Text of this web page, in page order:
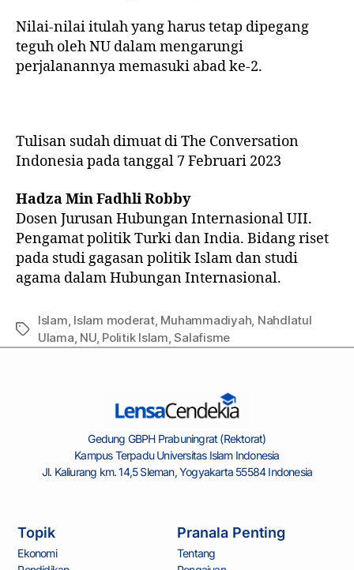
Nilai-nilai itulah yang harus tetap dipegang
teguh oleh NU dalam mengarungi
perjalanannya memasuki abad ke-2.
Tulisan sudah dimuat di The Conversation
Indonesia pada tanggal 7 Februari 2023
Hadza Min Fadhli Robby
Dosen Jurusan Hubungan Internasional UII.
Pengamat politik Turki dan India. Bidang riset
pada studi gagasan politik Islam dan studi
agama dalam Hubungan Internasional.
Islam, Islam moderat, Muhammadiyah, Nahdlatul
Ulama, NU, Politik Islam,Salafisme
Gedung GBPH Prabuningrat (Rektorat)
Kampus Terpadu Universitas Islam Indonesia
Jl. Kaliurang km. 14,5 Sleman, Yogyakarta 55584 Indonesia
Topik
Ekonomi
Pranala Penting
Tentang